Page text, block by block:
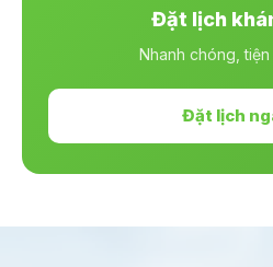
Đặt lịch
Nhanh chóng,
Đặt lịch